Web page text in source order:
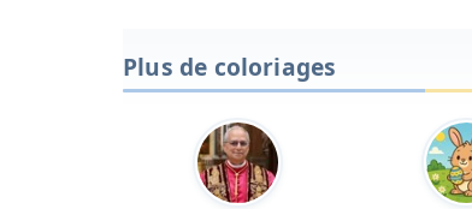
Plus de coloriages